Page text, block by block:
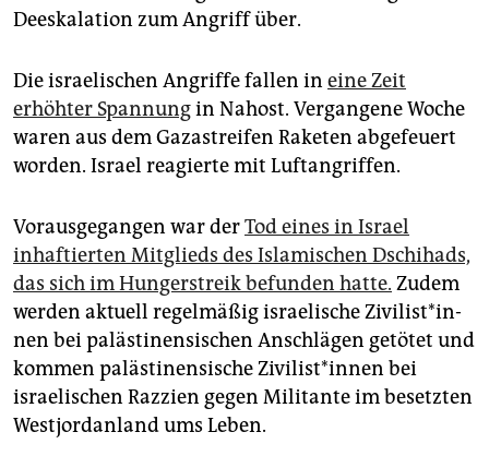
Deeskalation zum Angriff über.
Die israelischen Angriffe fallen in eine Zeit
erhöhter Spannungin Nahost. Vergangene Woche
waren aus dem Gazastreifen Raketen abgefeuert
worden. Israel reagierte mit Luftangriffen.
Vorausgegangen war derTod eines in Israel
inhaftierten Mitglieds des Islamischen Dschihads,
das sich im Hungerstreik befunden hatte. Zudem
werden aktuell regelmäßig israelische Zi­vi­lis­t*in­
nen bei palästinensischen Anschlägen getötet und
kommen palästinensische Zi­vi­lis­t*in­nen bei
israelischen Razzien gegen Militante im besetzten
Westjordanland ums Leben.